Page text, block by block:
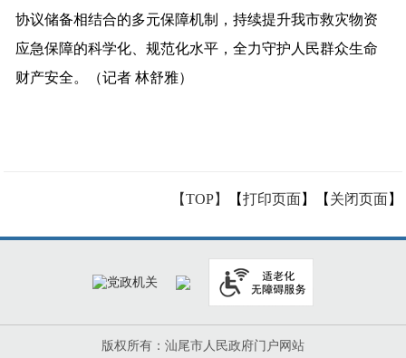
协议储备相结合的多元保障机制，持续提升我市救灾物资
应急保障的科学化、规范化水平，全力守护人民群众生命
财产安全。（记者 林舒雅）
【TOP】 【打印页面】【 关闭页面】
版权所有：汕尾市人民政府门户网站